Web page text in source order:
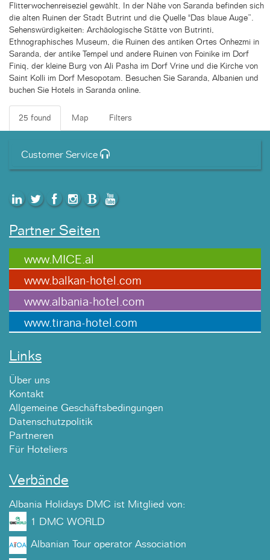
Flitterwochenreiseziel gewählt. In der Nähe von Saranda befinden sich
die alten Ruinen der Stadt Butrint und die Quelle "Das blaue Auge”.
Sehenswürdigkeiten: Archäologische Stätte von Butrinti,
Ethnographisches Museum, die Ruinen des antiken Ortes Onhezmi in
Saranda, der antike Tempel und andere Ruinen von Foinike im Dorf
Finiq, der kleine Burg von Ali Pasha im Dorf Vrine und die Kirche von
Saint Kolli im Dorf Mesopotam. Besuchen Sie Saranda, Albanien und
buchen Sie Hotels in Saranda online.
25 found Map Filters
Customer Service
Partner Seiten
www.MICE.al
www.balkan-hotel.com
www.albania-hotel.com
www.tirana-hotel.com
Links
Über uns
Kontakt
Allgemeine Geschäftsbedingungen
Datenschutzpolitik
Partneren
Für Hoteliers
Verbände
Albania Holidays DMC ist Mitglied von:
1 DMC WORLD
Albanian Tour operator Association